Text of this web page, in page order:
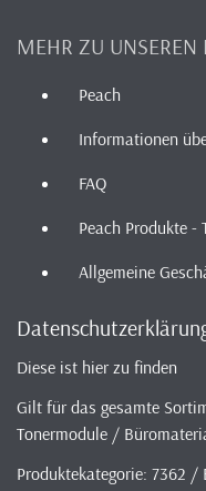
MEHR ZU UNSEREN
Peach
Informationen
FAQ
Peach Produkte -
Allgemeine
Diese ist hier zu finden
Gilt für das gesamte
Tonermodule /
Produktekategorie: 7362 /